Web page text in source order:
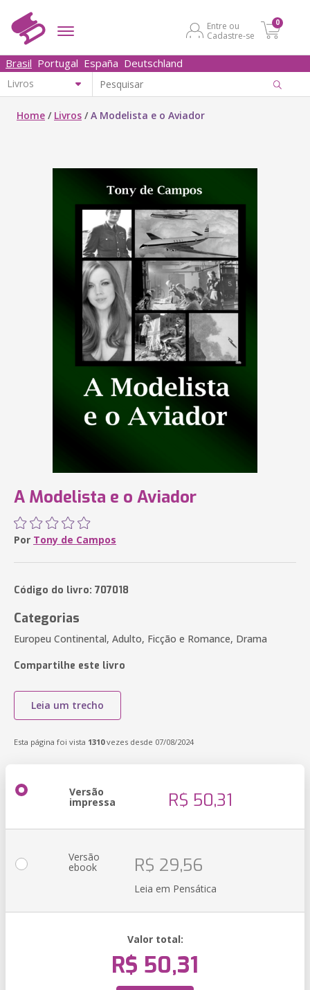
Entre ou
Cadastre-se
0
Brasil Portugal España Deutschland
Home / Livros /A Modelista e o Aviador
A Modelista e o Aviador
Por Tony de Campos
Código do livro: 707018
Categorias
Europeu Continental, Adulto, Ficção e Romance, Drama
Compartilhe este livro
Leia um trecho
Esta página foi vista 1310vezes desde 07/08/2024
Versão
impressa R$ 50,31
Versão
ebook R$ 29,56
Leia em Pensática
Valor total:
R$ 50,31